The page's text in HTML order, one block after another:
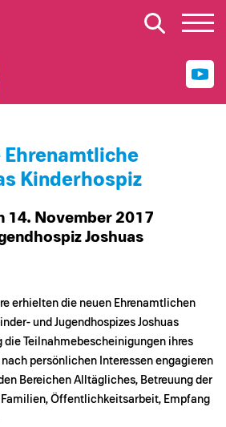
Ehrenamtliche
Kinderhospiz
14. November 2017
Joshuas
erhielten die neuen Ehrenamtlichen
und Jugendhospizes Joshuas
die Teilnahmebescheinigungen ihres
persönlichen Interessen engagieren
Bereichen Alltägliches, Betreuung der
Öffentlichkeitsarbeit, Empfang